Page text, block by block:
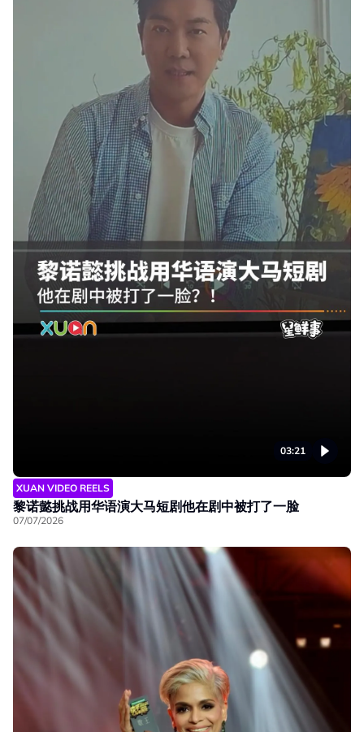
03:21
XUAN VIDEO REELS
黎诺懿挑战用华语演大马短剧他在剧中被打了一脸
07/07/2026